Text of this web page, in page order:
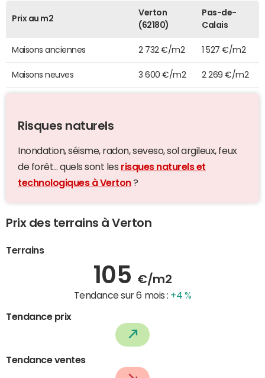
Prix au m2
Verton
(62180)
Pas-de-
Calais
Maisons anciennes 2 732 €/m2 1 527 €/m2
Maisons neuves 3 600 €/m2 2 269 €/m2
Risques naturels
Inondation, séisme, radon, seveso, sol argileux, feux
de forêt... quels sont les risques naturels et
technologiques à Verton?
Prix des terrains à Verton
Terrains
105 €/m2
Tendance sur 6 mois : +4 %
Tendance prix
Tendance ventes